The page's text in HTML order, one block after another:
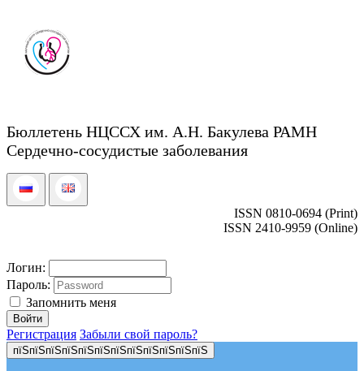
Бюллетень НЦССХ им. А.Н. Бакулева РАМН
Сердечно-сосудистые заболевания
ISSN 0810-0694 (Print)
ISSN 2410-9959 (Online)
Логин:
Пароль:
Запомнить меня
Регистрация Забыли свой пароль?
пїЅпїЅпїЅпїЅпїЅпїЅпїЅпїЅпїЅпїЅпїЅпїЅ